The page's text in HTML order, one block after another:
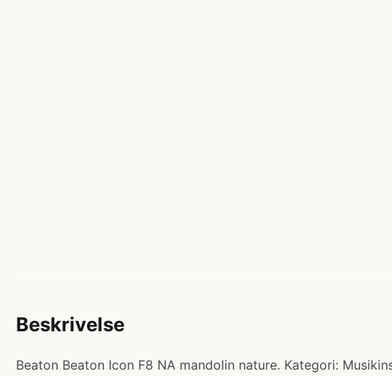
Beskrivelse
Beaton Beaton Icon F8 NA mandolin nature. Kategori: